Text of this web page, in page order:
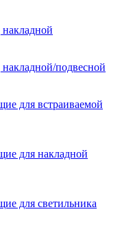
подвесной
для встраиваемой
для накладной
для светильника